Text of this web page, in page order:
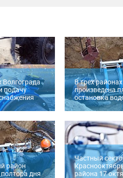
Волгограда
подачу
В трех
произведена
остановка
район
дня
Частный
района 17